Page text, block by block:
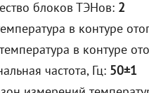
блоков ТЭНов: 2
в контуре
в контуре
частота, Гц: 50±1